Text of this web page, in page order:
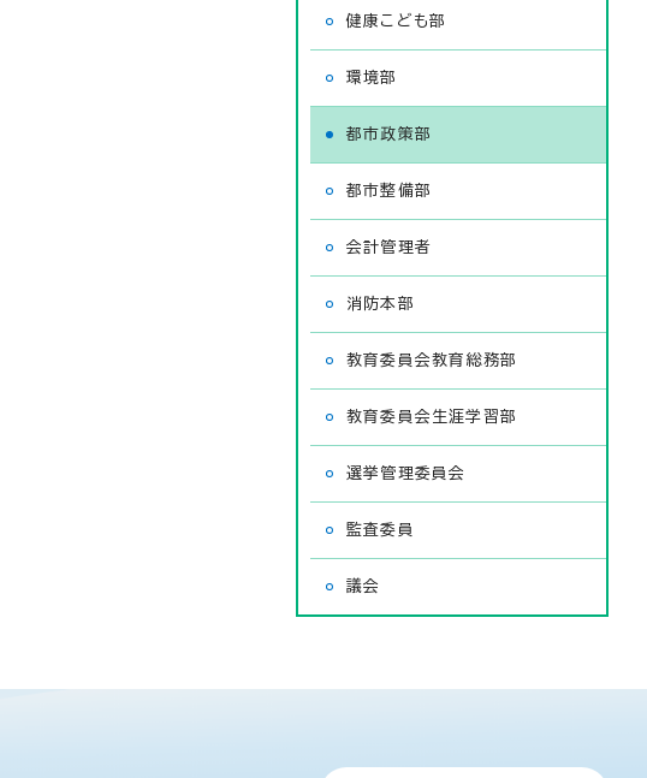
健康こども部
環境部
都市政策部
都市整備部
会計管理者
消防本部
教育委員会教育総務部
教育委員会生涯学習部
選挙管理委員会
監査委員
議会